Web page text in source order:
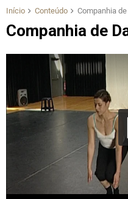
Início Conteúdo Companhia
Companhia de